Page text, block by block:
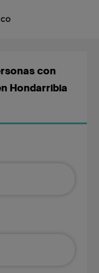
con
Hondarribia